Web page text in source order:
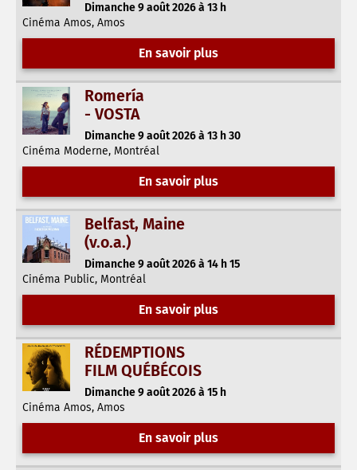
Dimanche 9 août 2026 à 13 h
Cinéma Amos, Amos
En savoir plus
Romería
- VOSTA
Dimanche 9 août 2026 à 13 h 30
Cinéma Moderne, Montréal
En savoir plus
Belfast, Maine
(v.o.a.)
Dimanche 9 août 2026 à 14 h 15
Cinéma Public, Montréal
En savoir plus
RÉDEMPTIONS
FILM QUÉBÉCOIS
Dimanche 9 août 2026 à 15 h
Cinéma Amos, Amos
En savoir plus